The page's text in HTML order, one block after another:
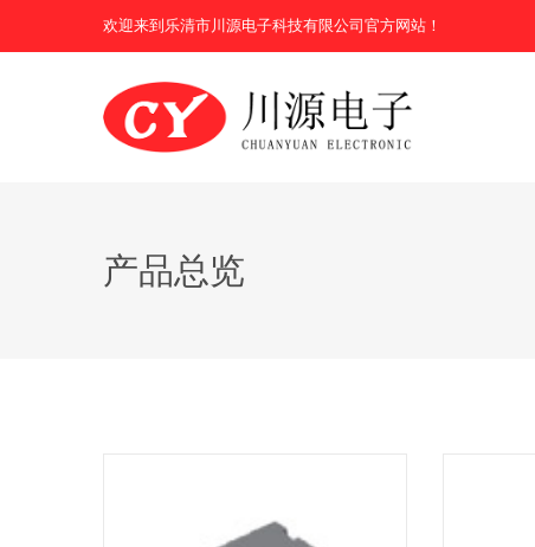
欢迎来到乐清市川源电子科技有限公司官方网站！
产品总览